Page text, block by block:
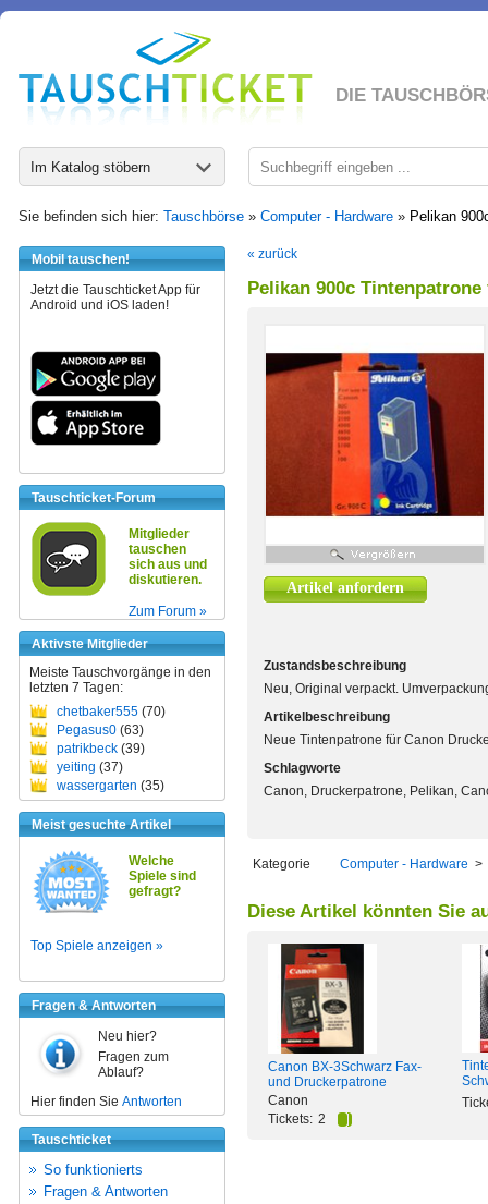
DIE
Im Katalog stöbern
Sie befinden sich hier: Tauschbörse » Computer - Hardware » Pelikan
Mobil tauschen!
Jetzt die Tauschticket App für
Android und iOS laden!
Tauschticket-Forum
Mitglieder
tauschen
sich aus und
diskutieren.
Zum Forum »
Aktivste Mitglieder
Meiste Tauschvorgänge in den
letzten 7 Tagen:
chetbaker555 (70)
Pegasus0 (63)
patrikbeck (39)
yeiting (37)
wassergarten (35)
Meist gesuchte Artikel
Welche
Spiele sind
gefragt?
Top Spiele anzeigen »
Fragen & Antworten
Neu hier?
Fragen zum
Ablauf?
Hier finden Sie Antworten
Tauschticket
So funktionierts
Fragen & Antworten
« zurück
Pelikan 900c
Artikel anfordern
Zustandsbeschreibung
Neu, Original verpackt.
Artikelbeschreibung
Neue Tintenpatrone für Canon
Schlagworte
Canon, Druckerpatrone, Pelikan,
Kategorie Computer - Hardware >
Diese Artikel könnten Sie
Canon BX-3Schwarz Fax-
und Druckerpatrone
Canon
Tickets: 2